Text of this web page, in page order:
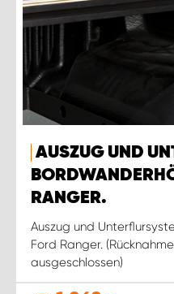
AUSZUG UND
RANGER.
Auszug und
Ford Ranger.
ausgeschlossen)